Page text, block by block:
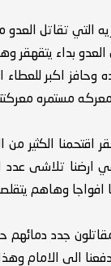
التي تقاتل العدو
العدو بداء
وحافز اكبر للعطاء
مستمره
الكثير من
ارضنا تلاشى عدد
الينا افواجا وهاهم
جدد دمائهم
الى الامام